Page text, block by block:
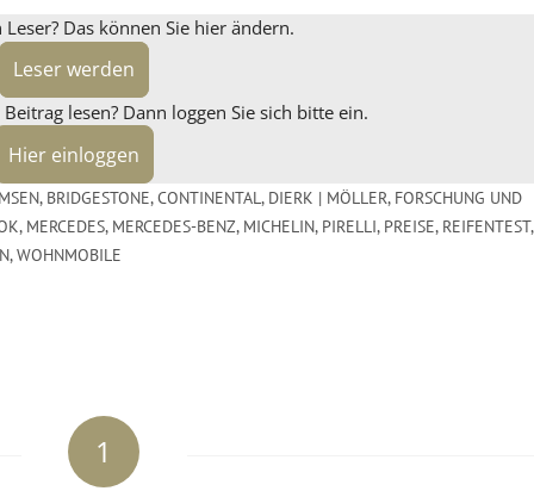
Das können Sie hier ändern.
Leser werden
lesen? Dann loggen Sie sich bitte ein.
Hier einloggen
, BRIDGESTONE,CONTINENTAL, DIERK | MÖLLER, FORSCHUNG UND
, MERCEDES, MERCEDES-BENZ, MICHELIN, PIRELLI, PREISE, REIFENTEST,
,WOHNMOBILE
1